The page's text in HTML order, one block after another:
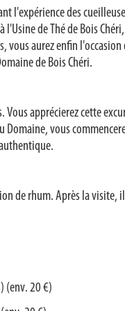
l'expérience des
de Thé de Bois
vous aurez enfin
de Bois Chéri.
apprécierez cette
Domaine, vous
de rhum. Après la visite,
(env. 20 €)